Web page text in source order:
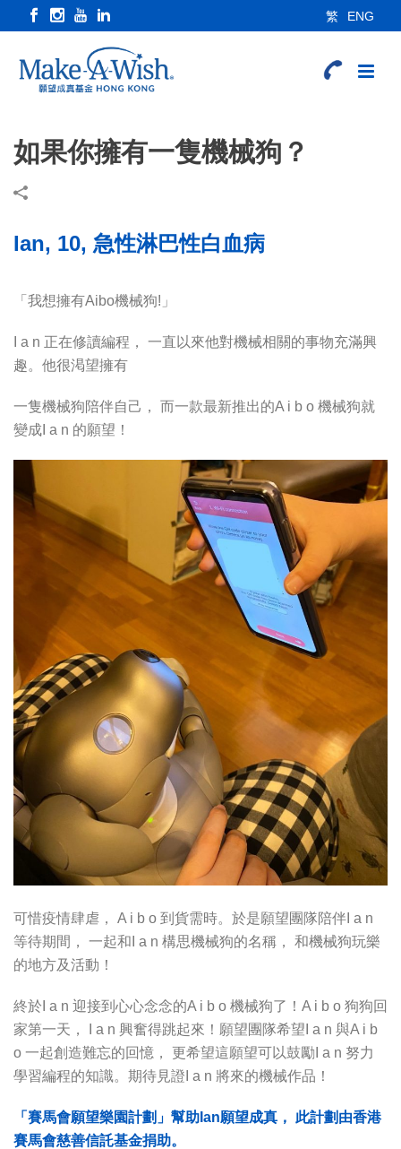
繁 ENG
如果你擁有一隻機械狗？
Ian, 10, 急性淋巴性白血病
「我想擁有Aibo機械狗!」
I a n 正在修讀編程， 一直以來他對機械相關的事物充滿興
趣。他很渇望擁有
一隻機械狗陪伴自己， 而一款最新推出的A i b o 機械狗就
變成I a n 的願望！
可惜疫情肆虐， A i b o 到貨需時。於是願望團隊陪伴I a n
等待期間， 一起和I a n 構思機械狗的名稱， 和機械狗玩樂
的地方及活動！
終於I a n 迎接到心心念念的A i b o 機械狗了！A i b o 狗狗回
家第一天， I a n 興奮得跳起來！願望團隊希望I a n 與A i b
o 一起創造難忘的回憶， 更希望這願望可以鼓勵I a n 努力
學習編程的知識。期待見證I a n 將來的機械作品！
「賽馬會願望樂園計劃」幫助Ian願望成真， 此計劃由香港
賽馬會慈善信託基金捐助。